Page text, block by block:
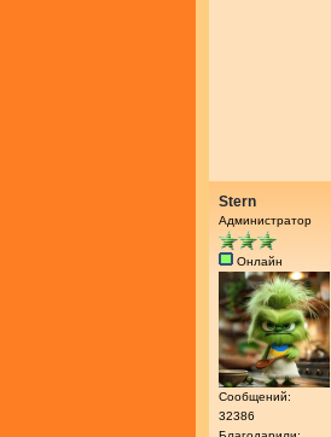
Stern
Администратор
Онлайн
Сообщений:
32386